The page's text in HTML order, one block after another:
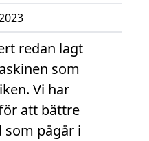
redan lagt
som
Vi har
att bättre
som pågår i